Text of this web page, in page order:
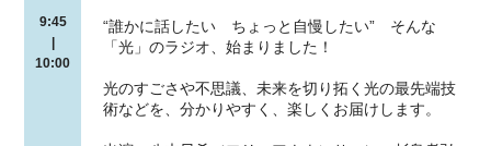
9:45
|
10:00
“誰かに話したい ちょっと自慢したい” そんな
「光」のラジオ、始まりました！
光のすごさや不思議、未来を切り拓く光の最先端技
術などを、分かりやすく、楽しくお届けします。